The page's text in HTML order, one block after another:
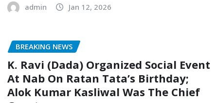
admin Jan 12, 2026
BREAKING NEWS
K. Ravi (Dada) Organized Social Event
At Nab On Ratan Tata’s Birthday;
Alok Kumar Kasliwal Was The Chief